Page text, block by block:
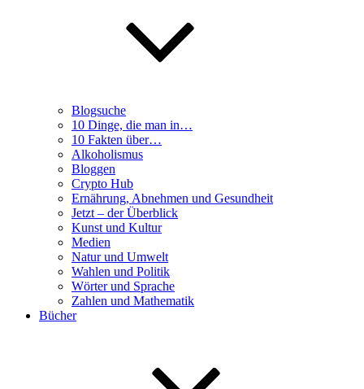
Blogsuche
10 Dinge, die man in…
10 Fakten über…
Alkoholismus
Bloggen
Crypto Hub
Ernährung, Abnehmen und Gesundheit
Jetzt – der Überblick
Kunst und Kultur
Medien
Natur und Umwelt
Wahlen und Politik
Wörter und Sprache
Zahlen und Mathematik
Bücher